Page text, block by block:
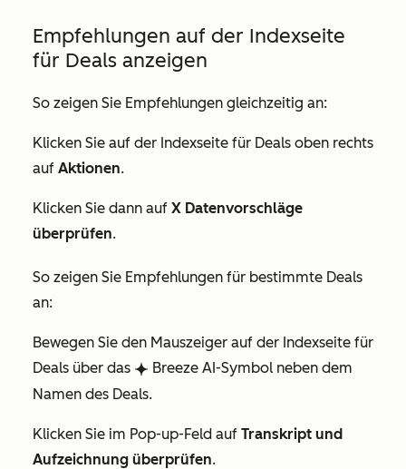
Empfehlungen auf der Indexseite
für Deals anzeigen
So zeigen Sie Empfehlungen gleichzeitig an:
Klicken Sie auf der Indexseite für Deals oben rechts
auf Aktionen.
Klicken Sie dann auf X Datenvorschläge
überprüfen.
So zeigen Sie Empfehlungen für bestimmte Deals
an:
Bewegen Sie den Mauszeiger auf der Indexseite für
Deals über das breezeSingleStar Breeze AI-Symbol neben dem
Namen des Deals.
Klicken Sie im Pop-up-Feld auf Transkript und
Aufzeichnung überprüfen.